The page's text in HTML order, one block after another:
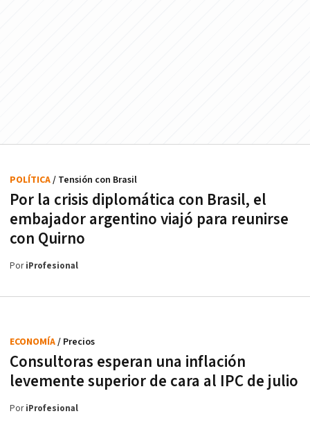
Por la crisis diplomática con Brasil, el
embajador argentino viajó para reunirse
con Quirno
POLÍTICA/ Tensión con Brasil
PoriProfesional
Consultoras esperan una inflación
levemente superior de cara al IPC de julio
ECONOMÍA/ Precios
PoriProfesional